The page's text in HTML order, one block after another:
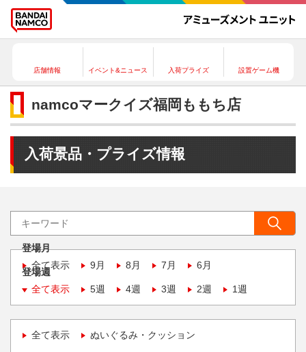
店舗情報 イベント&ニュース 入荷プライズ 設置ゲーム機
namcoマークイズ福岡ももち店
入荷景品・プライズ情報
登場月
全て表示
9月 8月 7月 6月
登場週
全て表示
5週 4週 3週 2週 1週
全て表示 ぬいぐるみ・クッション